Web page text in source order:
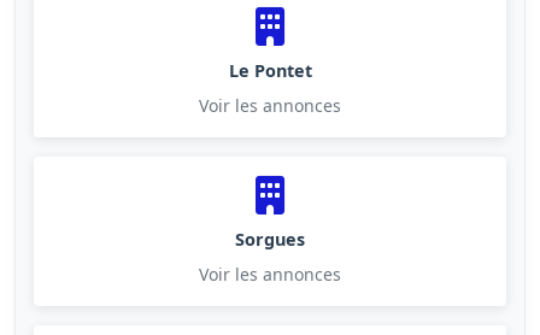
Le Pontet
Voir les annonces
Sorgues
Voir les annonces